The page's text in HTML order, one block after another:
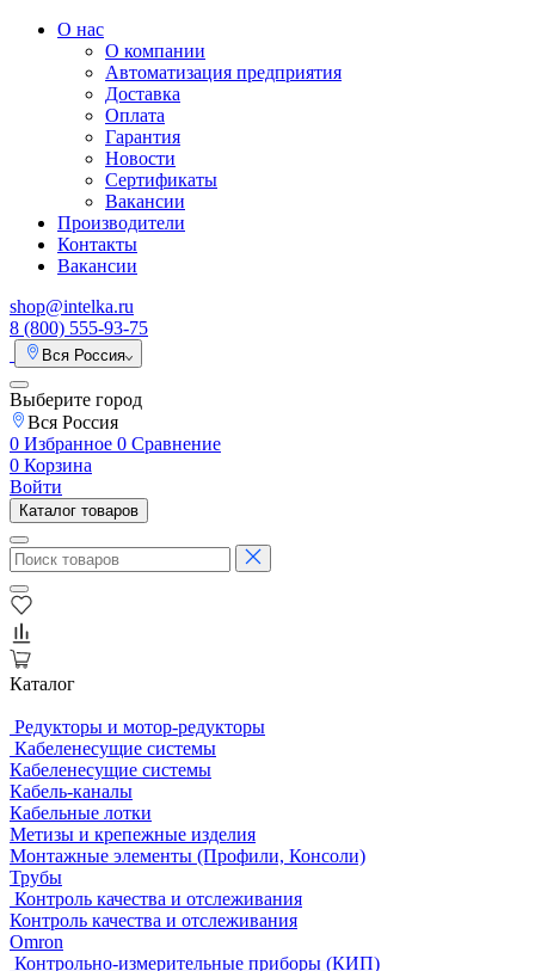
О нас
О компании
Автоматизация предприятия
Доставка
Оплата
Гарантия
Новости
Сертификаты
Вакансии
Производители
Контакты
Вакансии
shop@intelka.ru
8 (800) 555-93-75
Вся Россия
Выберите город
Вся Россия
0 Избранное 0 Сравнение
0 Корзина
Войти
Каталог товаров
Каталог
Редукторы и мотор-редукторы
Кабеленесущие системы
Кабеленесущие системы
Кабель-каналы
Кабельные лотки
Метизы и крепежные изделия
Монтажные элементы (Профили, Консоли)
Трубы
Контроль качества и отслеживания
Контроль качества и отслеживания
Omron
Контрольно-измерительные приборы (КИП)